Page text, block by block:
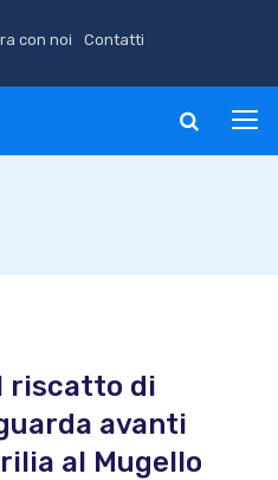
con noi Contatti
riscatto di
avanti
al Mugello